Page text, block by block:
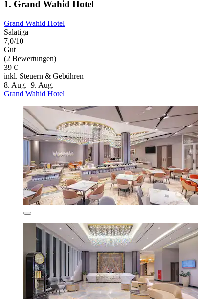
1. Grand Wahid Hotel
Grand Wahid Hotel
Salatiga
7,0/10
Gut
(2 Bewertungen)
39 €
inkl. Steuern & Gebühren
8. Aug.–9. Aug.
Grand Wahid Hotel